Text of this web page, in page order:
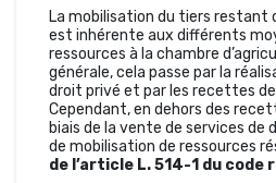
La mobilisation du tiers restant
est inhérente aux différents
ressources à la chambre
générale, cela passe par la
droit privé et par les recettes
Cependant, en dehors des
biais de la vente de services de
de mobilisation de ressources
de l’article L. 514-1 du code